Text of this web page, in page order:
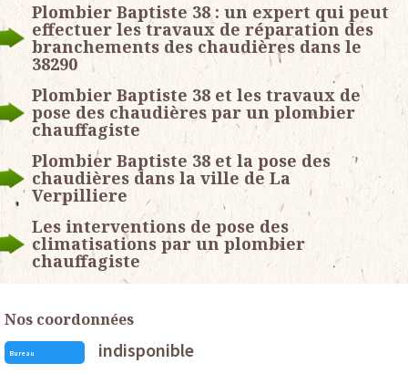
Plombier Baptiste 38 : un expert qui peut
effectuer les travaux de réparation des
branchements des chaudières dans le
38290
Plombier Baptiste 38 et les travaux de
pose des chaudières par un plombier
chauffagiste
Plombier Baptiste 38 et la pose des
chaudières dans la ville de La
Verpilliere
Les interventions de pose des
climatisations par un plombier
chauffagiste
Nos coordonnées
Bureau indisponible